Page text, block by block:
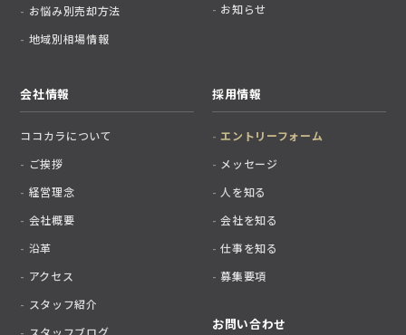
お悩み別売却方法
地域別相場情報
お知らせ
会社情報
ココカラについて
ご挨拶
経営理念
会社概要
沿革
アクセス
スタッフ紹介
スタッフブログ
採用情報
エントリーフォーム
メッセージ
人を知る
会社を知る
仕事を知る
募集要項
お問い合わせ